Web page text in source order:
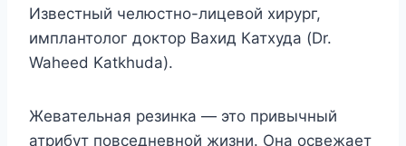
Известный челюстно-лицевой хирург,
имплантолог доктор Вахид Катхуда (Dr.
Waheed Katkhuda).
Жевательная резинка — это привычный
атрибут повседневной жизни. Она освежает